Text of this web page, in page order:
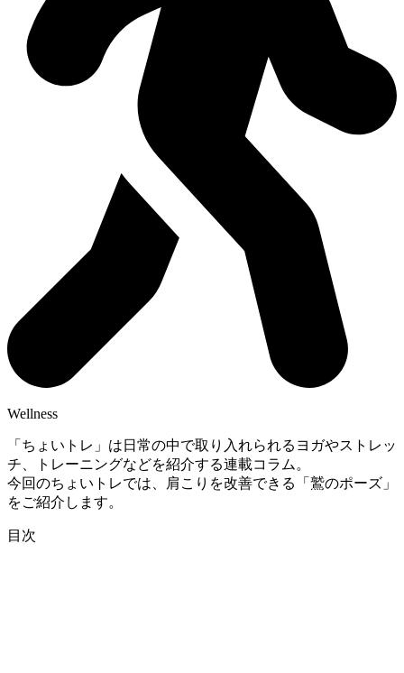
Wellness
「ちょいトレ」は日常の中で取り入れられるヨガやストレッ
チ、トレーニングなどを紹介する連載コラム。
今回のちょいトレでは、肩こりを改善できる「鷲のポーズ」
をご紹介します。
目次